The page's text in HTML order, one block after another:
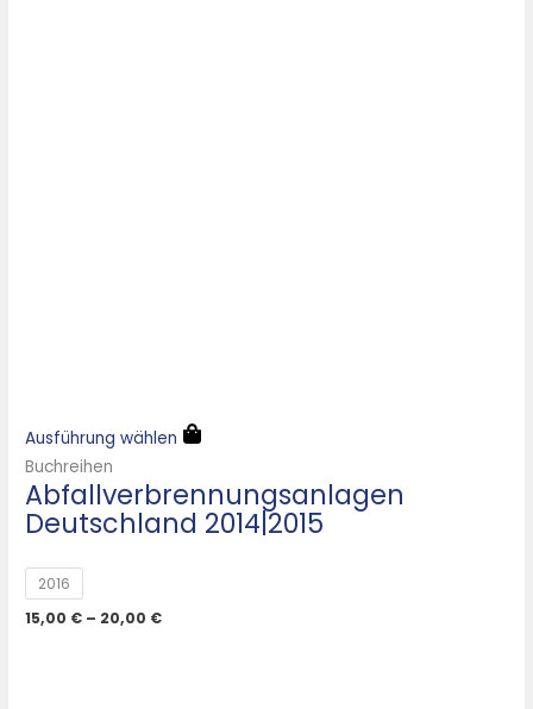
Ausführung wählen
Buchreihen
Abfallverbrennungsanlagen
Deutschland 2014|2015
2016
15,00 € – 20,00 €